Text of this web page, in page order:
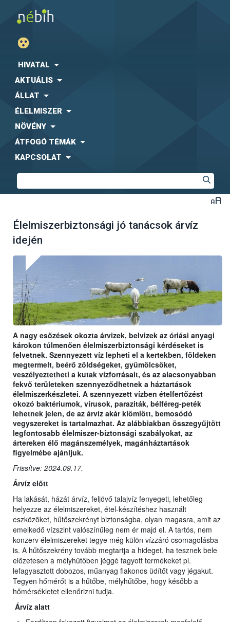
HIVATAL
AKTUÁLIS
ÁLLAT
ÉLELMISZER
NÖVÉNY
ÁTFOGÓ TÉMÁK
KAPCSOLAT
Élelmiszerbiztonsági jó tanácsok árvíz
idején
A nagy esőzések okozta árvizek, belvizek az óriási anyagi
károkon túlmenően élelmiszerbiztonsági kérdéseket is
felvetnek. Szennyezett víz lepheti el a kertekben, földeken
megtermelt, beérő zöldségeket, gyümölcsöket,
veszélyeztetheti a kutak vízforrásait, és az alacsonyabban
fekvő területeken szennyeződhetnek a háztartások
élelmiszerkészletei. A szennyezett vízben ételfertőzést
okozó baktériumok, vírusok, paraziták, bélféreg-peték
lehetnek jelen, de az árvíz akár kiömlött, bemosódó
vegyszereket is tartalmazhat. Az alábbiakban összegyűjtött
legfontosabb élelmiszer-biztonsági szabályokat, az
ártereken élő magánszemélyek, magánháztartások
figyelmébe ajánljuk.
Frissítve: 2024.09.17.
Árvíz előtt
Ha lakását, házát árvíz, feljövő talajvíz fenyegeti, lehetőleg
helyezze az élelmiszereket, étel-készítéshez használt
eszközöket, hűtőszekrényt biztonságba, olyan magasra, amit az
emelkedő vízszint valószínűleg nem ér majd el. A tartós, nem
konzerv élelmiszereket tegye még külön vízzáró csomagolásba
is. A hűtőszekrény tovább megtartja a hideget, ha tesznek bele
előzetesen a mélyhűtőben jéggé fagyott termékeket pl.
lefagyasztott dobozos, műanyag flakonos üdítőt vagy jégakut.
Tegyen hőmérőt is a hűtőbe, mélyhűtőbe, hogy később a
hőmérsékletet ellenőrizni tudja.
Árvíz alatt